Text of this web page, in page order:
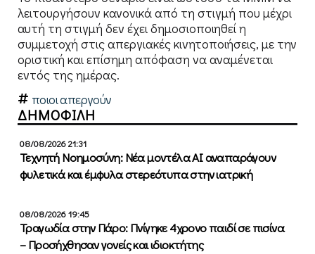
λειτουργήσουν κανονικά από τη στιγμή που μέχρι
αυτή τη στιγμή δεν έχει δημοσιοποιηθεί η
συμμετοχή στις απεργιακές κινητοποιήσεις, με την
οριστική και επίσημη απόφαση να αναμένεται
εντός της ημέρας.
ποιοι απεργούν
ΔΗΜΟΦΙΛΗ
08/08/2026 21:31
Τεχνητή Νοημοσύνη: Νέα μοντέλα ΑΙ αναπαράγουν
φυλετικά και έμφυλα στερεότυπα στην ιατρική
08/08/2026 19:45
Τραγωδία στην Πάρο: Πνίγηκε 4χρονο παιδί σε πισίνα
– Προσήχθησαν γονείς και ιδιοκτήτης